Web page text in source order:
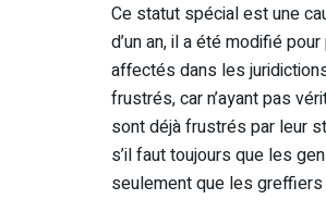
Ce statut spécial est une
d’un an, il a été modifié
affectés dans les
frustrés, car n’ayant pas
sont déjà frustrés par leur
s’il faut toujours que les
seulement que les